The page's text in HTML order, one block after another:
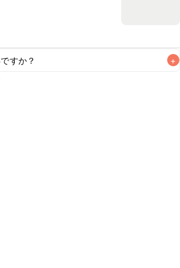
すか？ +
たてをお召し上がりいただくことをお